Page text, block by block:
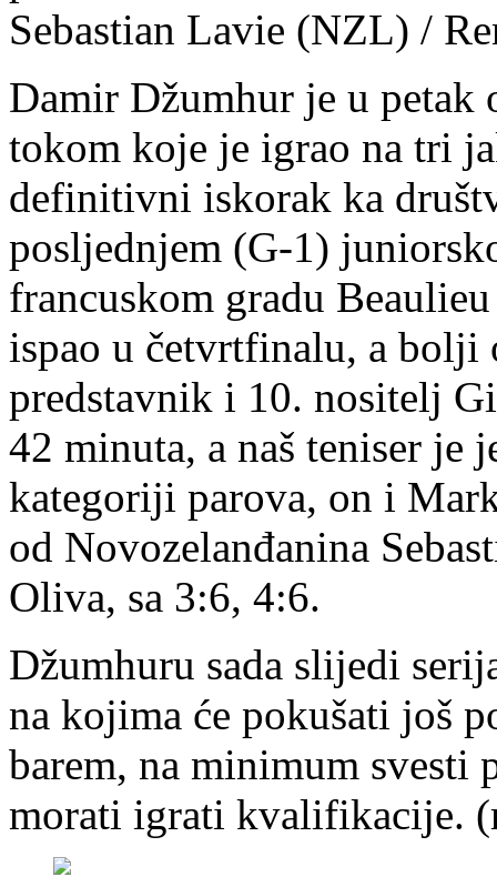
Sebastian Lavie (NZL) /
Damir Džumhur je u petak
tokom koje je igrao na tri
definitivni iskorak ka
posljednjem (G-1)
francuskom gradu
ispao u četvrtfinalu, a bolji
predstavnik i 10. nositelj
42 minuta, a naš teniser je
kategoriji parova, on i
od Novozelanđanina
Oliva, sa 3:6, 4:6.
Džumhuru sada slijedi
na kojima će pokušati još
barem, na minimum svesti
morati igrati kvalifikacije.